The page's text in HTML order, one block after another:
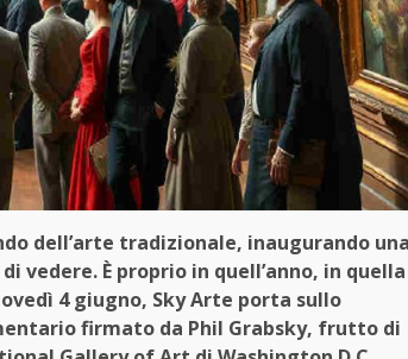
dell’arte tradizionale, inaugurando
vedere. È proprio in quell’anno, in quella
4 giugno, Sky Arte porta sullo
firmato da Phil Grabsky, frutto di